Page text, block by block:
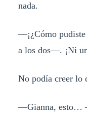
nada.
—¡¿Cómo
a los dos—. ¡Ni
No podía creer lo
—Gianna, esto…